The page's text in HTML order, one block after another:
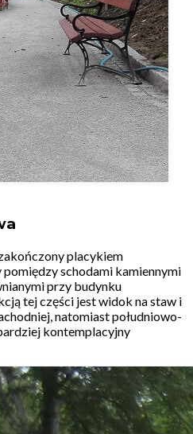
placykiem
schodami kamiennymi
przy budynku
tej części jest widok na staw i
natomiast południowo-
kontemplacyjny